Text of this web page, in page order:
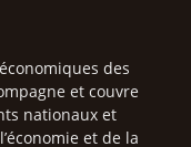
des
et couvre
nationaux et
et de la